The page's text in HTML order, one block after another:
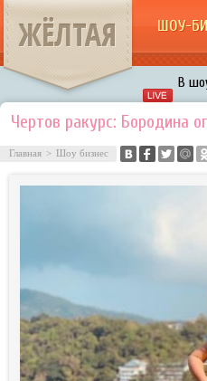
ЖЁЛТАЯ ШОУ-
В
Чертов ракурс: Бородина
Главная > Шоу бизнес